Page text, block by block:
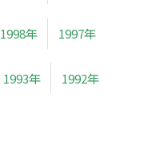
1998年 1997年
1993年 1992年